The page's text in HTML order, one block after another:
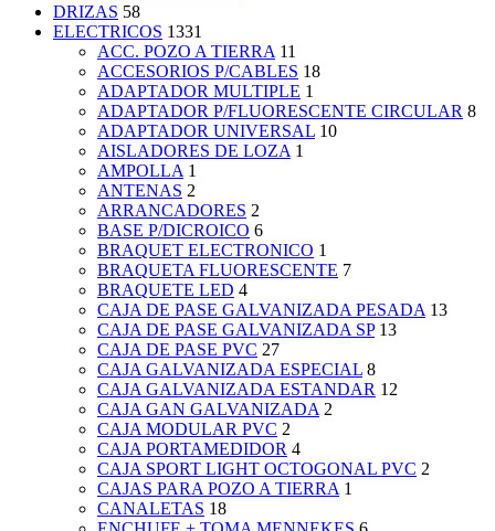
DRIZAS 58
ELECTRICOS 1331
ACC. POZO A TIERRA 11
ACCESORIOS P/CABLES 18
ADAPTADOR MULTIPLE 1
ADAPTADOR P/FLUORESCENTE CIRCULAR 8
ADAPTADOR UNIVERSAL 10
AISLADORES DE LOZA 1
AMPOLLA 1
ANTENAS 2
ARRANCADORES 2
BASE P/DICROICO 6
BRAQUET ELECTRONICO 1
BRAQUETA FLUORESCENTE 7
BRAQUETE LED 4
CAJA DE PASE GALVANIZADA PESADA 13
CAJA DE PASE GALVANIZADA SP 13
CAJA DE PASE PVC 27
CAJA GALVANIZADA ESPECIAL 8
CAJA GALVANIZADA ESTANDAR 12
CAJA GAN GALVANIZADA 2
CAJA MODULAR PVC 2
CAJA PORTAMEDIDOR 4
CAJA SPORT LIGHT OCTOGONAL PVC 2
CAJAS PARA POZO A TIERRA 1
CANALETAS 18